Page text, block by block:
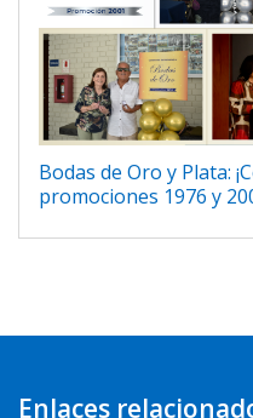
Bodas de Oro y Plata:
promociones 1976 y
Enlaces